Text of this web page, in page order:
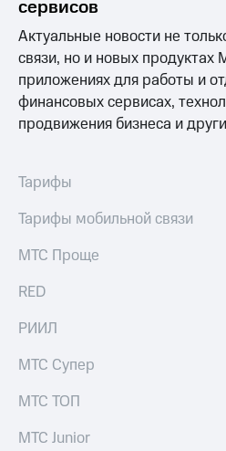
сервисов
Актуальные новости не
связи, но и новых
приложениях для работы и
финансовых сервисах,
продвижения бизнеса и
Тарифы
Тарифы мобильной связи
МТС Проще
RED
РИИЛ
МТС Супер
МТС ТОП
МТС Junior